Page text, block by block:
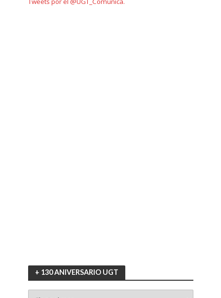
+ 130 ANIVERSARIO UGT